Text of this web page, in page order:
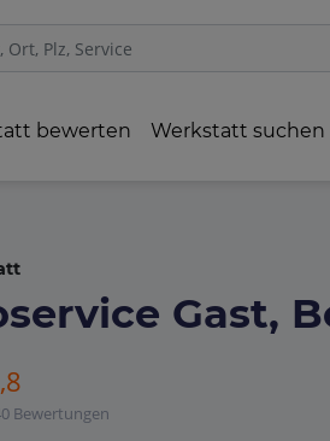
bewerten Werkstatt suchen
Gast,
Bewertungen